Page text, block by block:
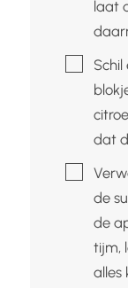
laat
▢Schil
dat
▢
de
de
tijm,
alles